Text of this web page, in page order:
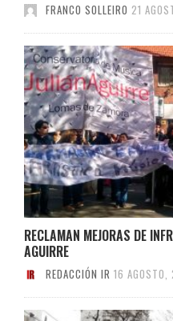
FRANCO SOLLEIRO 21
RECLAMAN MEJORAS DE
AGUIRRE
REDACCIÓN IR 16 AGOSTO,